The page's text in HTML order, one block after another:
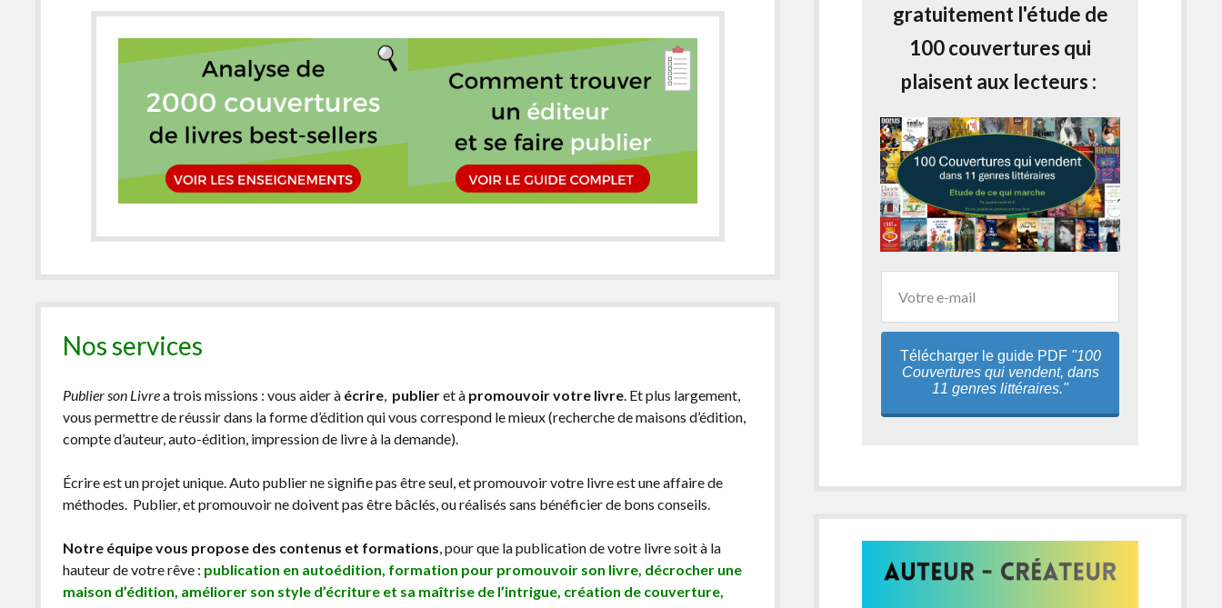
Nos services
Publier son Livrea trois missions : vous aider à écrire publieret à promouvoir votre livre . Et plus largement,
vous permettre de réussir dans la forme d’édition qui vous correspond le mieux (recherche de maisons d’édition,
compte d’auteur, auto-édition, impression de livre à la demande).
Écrire est un projet unique. Auto publier ne signifie pas être seul, et promouvoir votre livre est une affaire de
méthodes. Publier, et promouvoir ne doivent pas être bâclés, ou réalisés sans bénéficier de bons conseils.
Notre équipe vous propose des contenus et formations , pour que la publication de votre livre soit à la
hauteur de votre rêve : publication en autoédition, formation pour promouvoir son livre, décrocher une
maison d’édition, améliorer son style d’écriture et sa maîtrise de l’intrigue, création de couverture,
gratuitement l'étude de
100 couvertures qui
plaisent aux lecteurs :
Télécharger le guide PDF "100
Couvertures qui vendent, dans
11 genres littéraires."